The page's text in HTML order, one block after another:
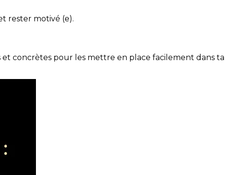
rester motivé (e).
concrètes pour les mettre en place facilement dans ta